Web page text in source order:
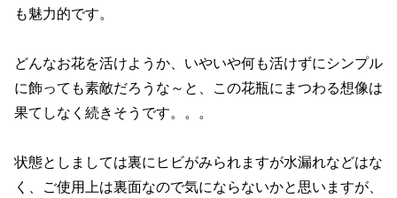
も魅力的です。
どんなお花を活けようか、いやいや何も活けずにシンプル
に飾っても素敵だろうな～と、この花瓶にまつわる想像は
果てしなく続きそうです。。。
状態としましては裏にヒビがみられますが水漏れなどはな
く、ご使用上は裏面なので気にならないかと思いますが、